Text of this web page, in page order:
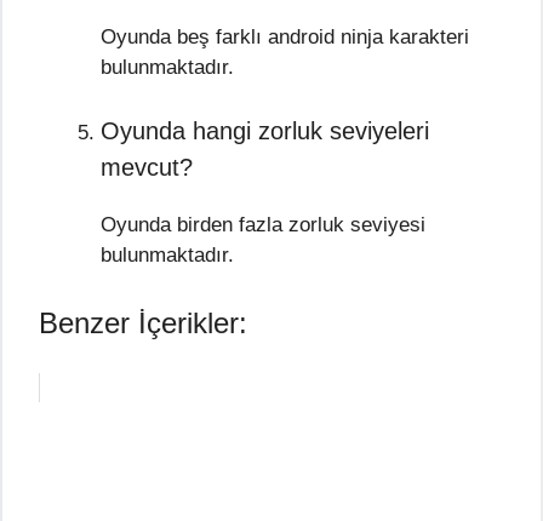
Oyunda beş farklı android ninja karakteri
bulunmaktadır.
Oyunda hangi zorluk seviyeleri
mevcut?
Oyunda birden fazla zorluk seviyesi
bulunmaktadır.
Benzer İçerikler: